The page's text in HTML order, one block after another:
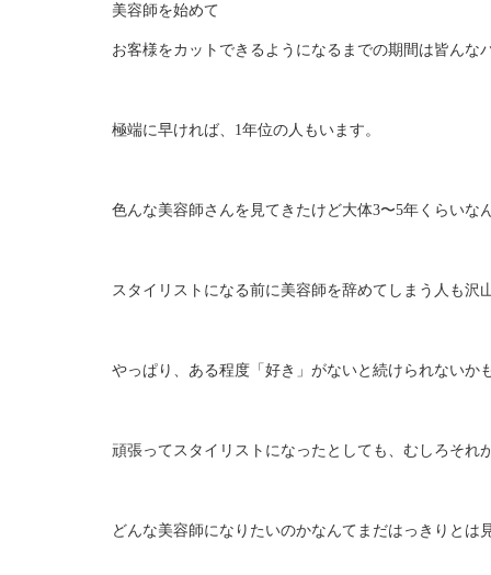
美容師を始めて
お客様をカットできるようになるまでの期間は皆んな
極端に早ければ、1年位の人もいます。
色んな美容師さんを見てきたけど大体3〜5年くらいな
スタイリストになる前に美容師を辞めてしまう人も沢
やっぱり、ある程度「好き」がないと続けられないか
頑張ってスタイリストになったとしても、むしろそ
どんな美容師になりたいのかなんてまだはっきりとは